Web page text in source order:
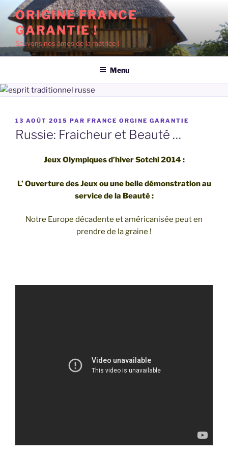
Aller
au
contenu
principal
ORIGINE FRANCE
GARANTIE !
Sauvons nos âmes de la matrice !
Menu
PUBLIÉ
LE
13 AOÛT 2015 PAR FRANCE ORGINE GARANTIE
Russie: Fraicheur et Beauté …
Jeux Olympiques d’hiverSotchi 2014:
L’ Ouverture des Jeux ou une belle démonstration au
service de la Beauté :
Notre Europe décadente et américanisée peut en
prendre de la graine !